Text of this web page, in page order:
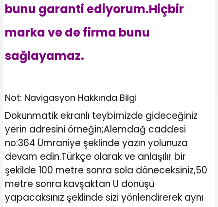
bunu garanti ediyorum.Hiçbir
marka ve de firma bunu
sağlayamaz.
Not: Navigasyon Hakkında Bilgi
Dokunmatik ekranlı teybimizde gideceğiniz
yerin adresini örneğin;Alemdağ caddesi
no:364 Ümraniye şeklinde yazın yolunuza
devam edin.Türkçe olarak ve anlaşılır bir
şekilde 100 metre sonra sola döneceksiniz,50
metre sonra kavşaktan U dönüşü
yapacaksınız şeklinde sizi yönlendirerek aynı